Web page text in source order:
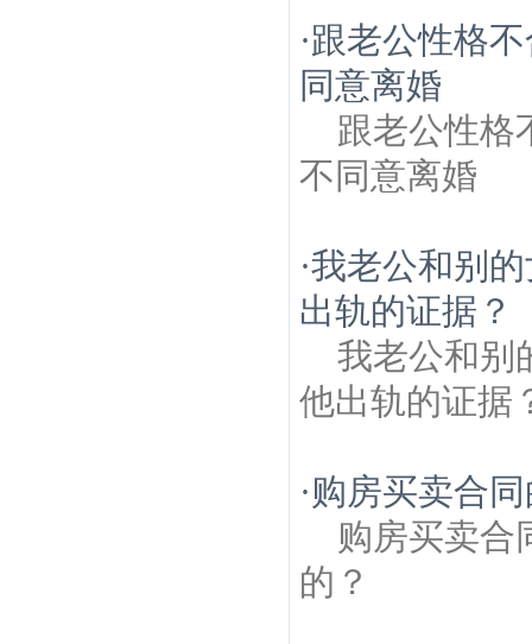
·跟老公性格
同意离婚
跟老公性格
不同意离婚
·我老公和别
出轨的证据？
我老公和别
他出轨的证据
·购房买卖合
购房买卖合
的？